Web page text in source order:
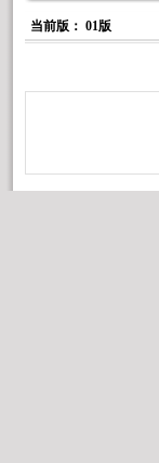
当前版： 01版